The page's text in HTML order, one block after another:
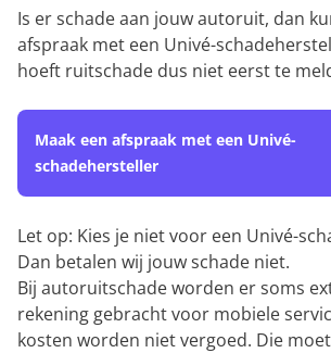
Is er schade aan jouw autoruit, dan
afspraak met een Univé-
hoeft ruitschade dus niet eerst te
Maak een afspraak met een Univé-
schadehersteller
Let op: Kies je niet voor een Univé-
Dan betalen wij jouw schade niet.
Bij autoruitschade worden er soms
rekening gebracht voor mobiele
kosten worden niet vergoed. Die